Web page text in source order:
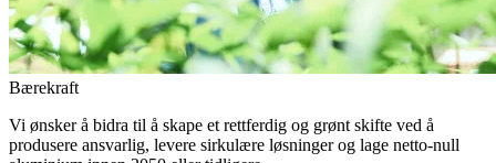
Bærekraft
Vi ønsker å bidra til å skape et rettferdig og grønt skifte ved å
produsere ansvarlig, levere sirkulære løsninger og lage netto-null